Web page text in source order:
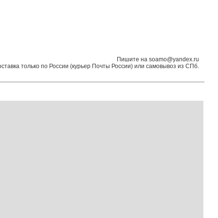
Пишите на soamo@yandex.ru
только по России (курьер Почты России) или самовывоз из СПб.